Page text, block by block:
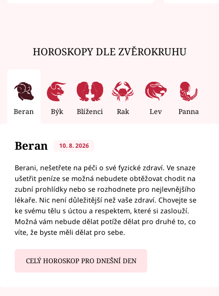
HOROSKOPY DLE ZVĚROKRUHU
Beran Býk Blíženci Rak Lev Panna
Beran 10. 8. 2026
Berani, nešetřete na péči o své fyzické zdraví. Ve snaze
ušetřit peníze se možná nebudete obtěžovat chodit na
zubní prohlídky nebo se rozhodnete pro nejlevnějšího
lékaře. Nic není důležitější než vaše zdraví. Chovejte se
ke svému tělu s úctou a respektem, které si zaslouží.
Možná vám nebude dělat potíže dělat pro druhé to, co
víte, že byste měli dělat pro sebe.
CELÝ HOROSKOP PRO DNEŠNÍ DEN